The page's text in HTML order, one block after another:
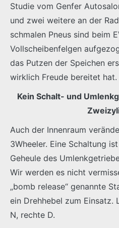
Studie vom Genfer
und zwei weitere an der
schmalen Pneus sind beim
Vollscheibenfelgen
das Putzen der Speichen
wirklich Freude bereitet hat.
Kein Schalt- und
Auch der Innenraum
3Wheeler. Eine Schaltung
Geheule des
Wir werden es nicht
„bomb release“ genannte
ein Drehhebel zum Einsatz.
N, rechte D.